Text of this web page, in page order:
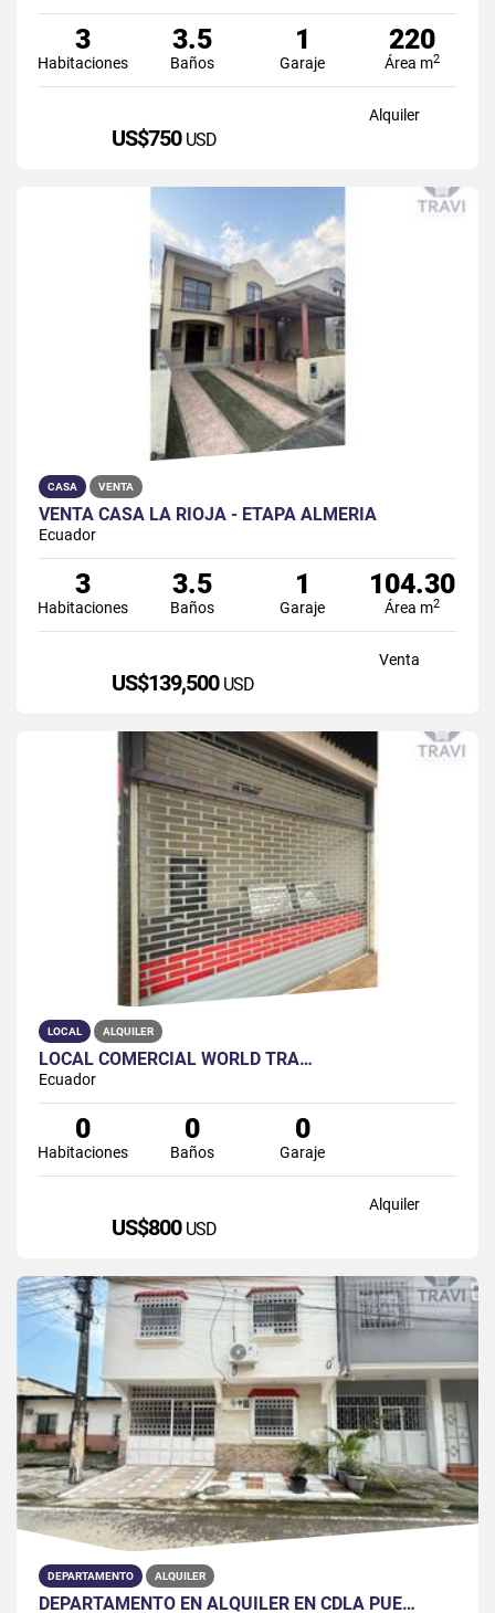
3
Habitaciones
3.5
Baños
1
Garaje
220
Área m2
Alquiler
US$750 USD
CASA VENTA
VENTA CASA LA RIOJA - ETAPA ALMERÍA
Ecuador
3
Habitaciones
3.5
Baños
1
Garaje
104.30
Área m2
Venta
US$139,500 USD
LOCAL ALQUILER
LOCAL COMERCIAL WORLD TRA…
Ecuador
0
Habitaciones
0
Baños
0
Garaje
Alquiler
US$800 USD
DEPARTAMENTO ALQUILER
DEPARTAMENTO EN ALQUILER EN CDLA PUE…